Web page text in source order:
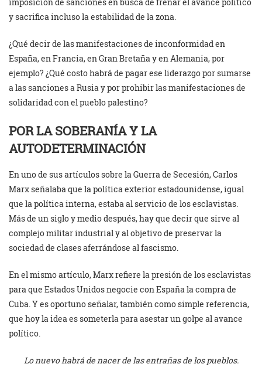
y sacrifica incluso la estabilidad de la zona.
¿Qué decir de las manifestaciones de inconformidad en
España, en Francia, en Gran Bretaña y en Alemania, por
ejemplo? ¿Qué costo habrá de pagar ese liderazgo por sumarse
a las sanciones a Rusia y por prohibir las manifestaciones de
solidaridad con el pueblo palestino?
POR LA SOBERANÍA Y LA
AUTODETERMINACIÓN
En uno de sus artículos sobre la Guerra de Secesión, Carlos
Marx señalaba que la política exterior estadounidense, igual
que la política interna, estaba al servicio de los esclavistas.
Más de un siglo y medio después, hay que decir que sirve al
complejo militar industrial y al objetivo de preservar la
sociedad de clases aferrándose al fascismo.
En el mismo artículo, Marx refiere la presión de los esclavistas
para que Estados Unidos negocie con España la compra de
Cuba. Y es oportuno señalar, también como simple referencia,
que hoy la idea es someterla para asestar un golpe al avance
político.
Lo nuevo habrá de nacer de las entrañas de los pueblos.